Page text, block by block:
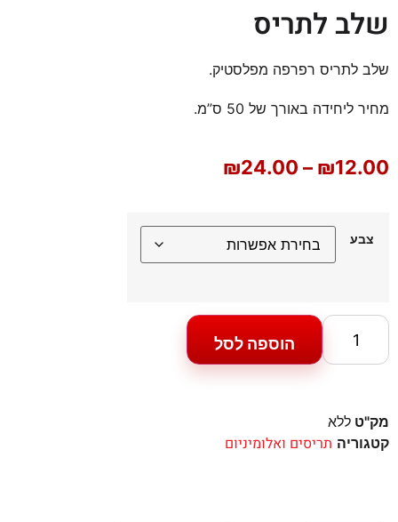
שלב לתריס
שלב לתריס רפרפה מפלסטיק.
מחיר ליחידה באורך של 50 ס”מ.
₪12.00
–
₪24.00
צבע
הוספה לסל
מק"ט ללא
קטגוריה תריסים ואלומיניום